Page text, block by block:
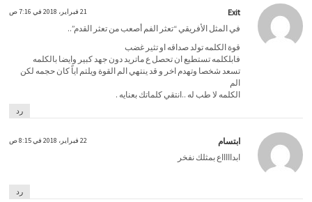
Exit 21 فبراير، 2018 في 7:16 ص
في المثل الأفريقي “تعثر الفم أصعب من تعثر القدم”..
قوة الكلمه تولد صداقه او تثير غضب
فابلكلمه تستطيع ان تحصل ع ماتريد دون جهد كبير وايضا بالكلمه
تسعد شخصا وتهدم اخر و قد ينتهي الم القوة ويلتم اياً كان حجمه لكن
الم
الكلمه لا طب له ..انتقي كلماتك بعنايه .
رد
ابتسام 22 فبراير، 2018 في 8:15 ص
ابداااااع بمثلك نفخر
رد